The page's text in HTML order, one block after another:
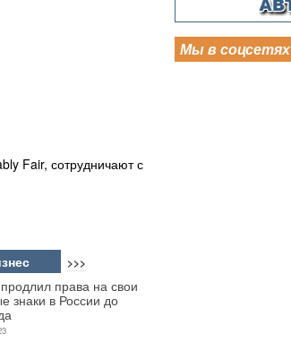
Fair, сотрудничают с
>>>
права на свои
знаки в России до
Мы в соцсетях